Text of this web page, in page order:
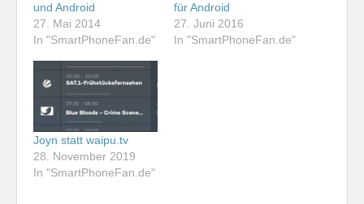
und Android
27. Mai 2014
In "SmartPhoneFan.de"
für Android
27. Juni 2016
In "SmartPhoneFan.de"
Joyn statt waipu.tv
28. November 2019
In "SmartPhoneFan.de"